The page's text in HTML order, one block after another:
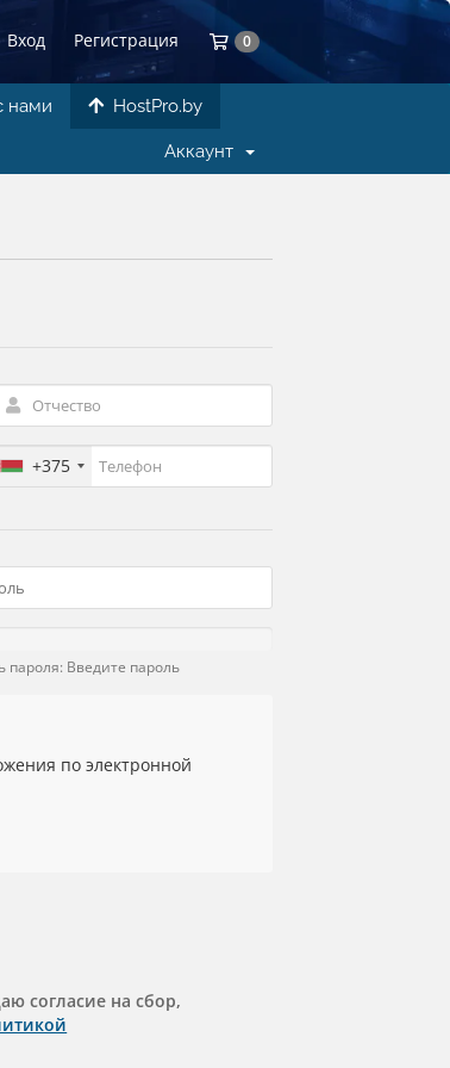
Вход Регистрация 0 Корзина
нами HostPro.by
Аккаунт
+375
пароля: Введите пароль
по электронной
согласие на сбор,